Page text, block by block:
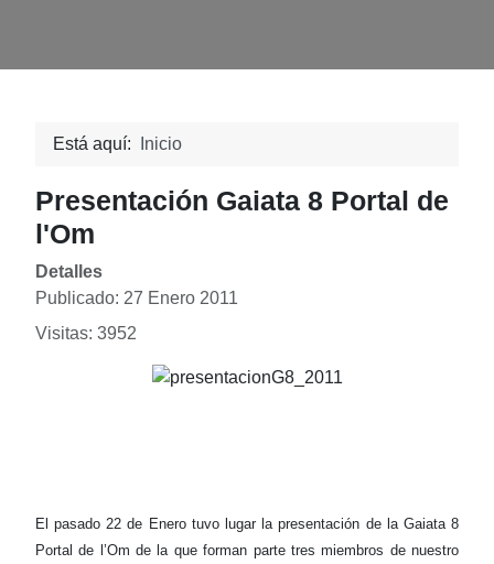
Está aquí: Inicio
Presentación Gaiata 8 Portal de
l'Om
Detalles
Publicado: 27 Enero 2011
Visitas: 3952
El pasado 22 de Enero tuvo lugar la presentación de la Gaiata 8
Portal de l’Om de la que forman parte tres miembros de nuestro